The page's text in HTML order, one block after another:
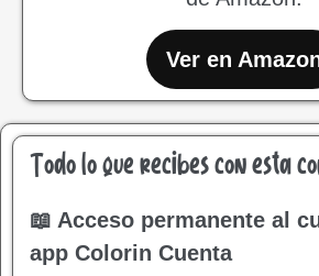
Ver en
Todo lo que recibes con esta
📖 Acceso permanente al
app Colorin Cuenta